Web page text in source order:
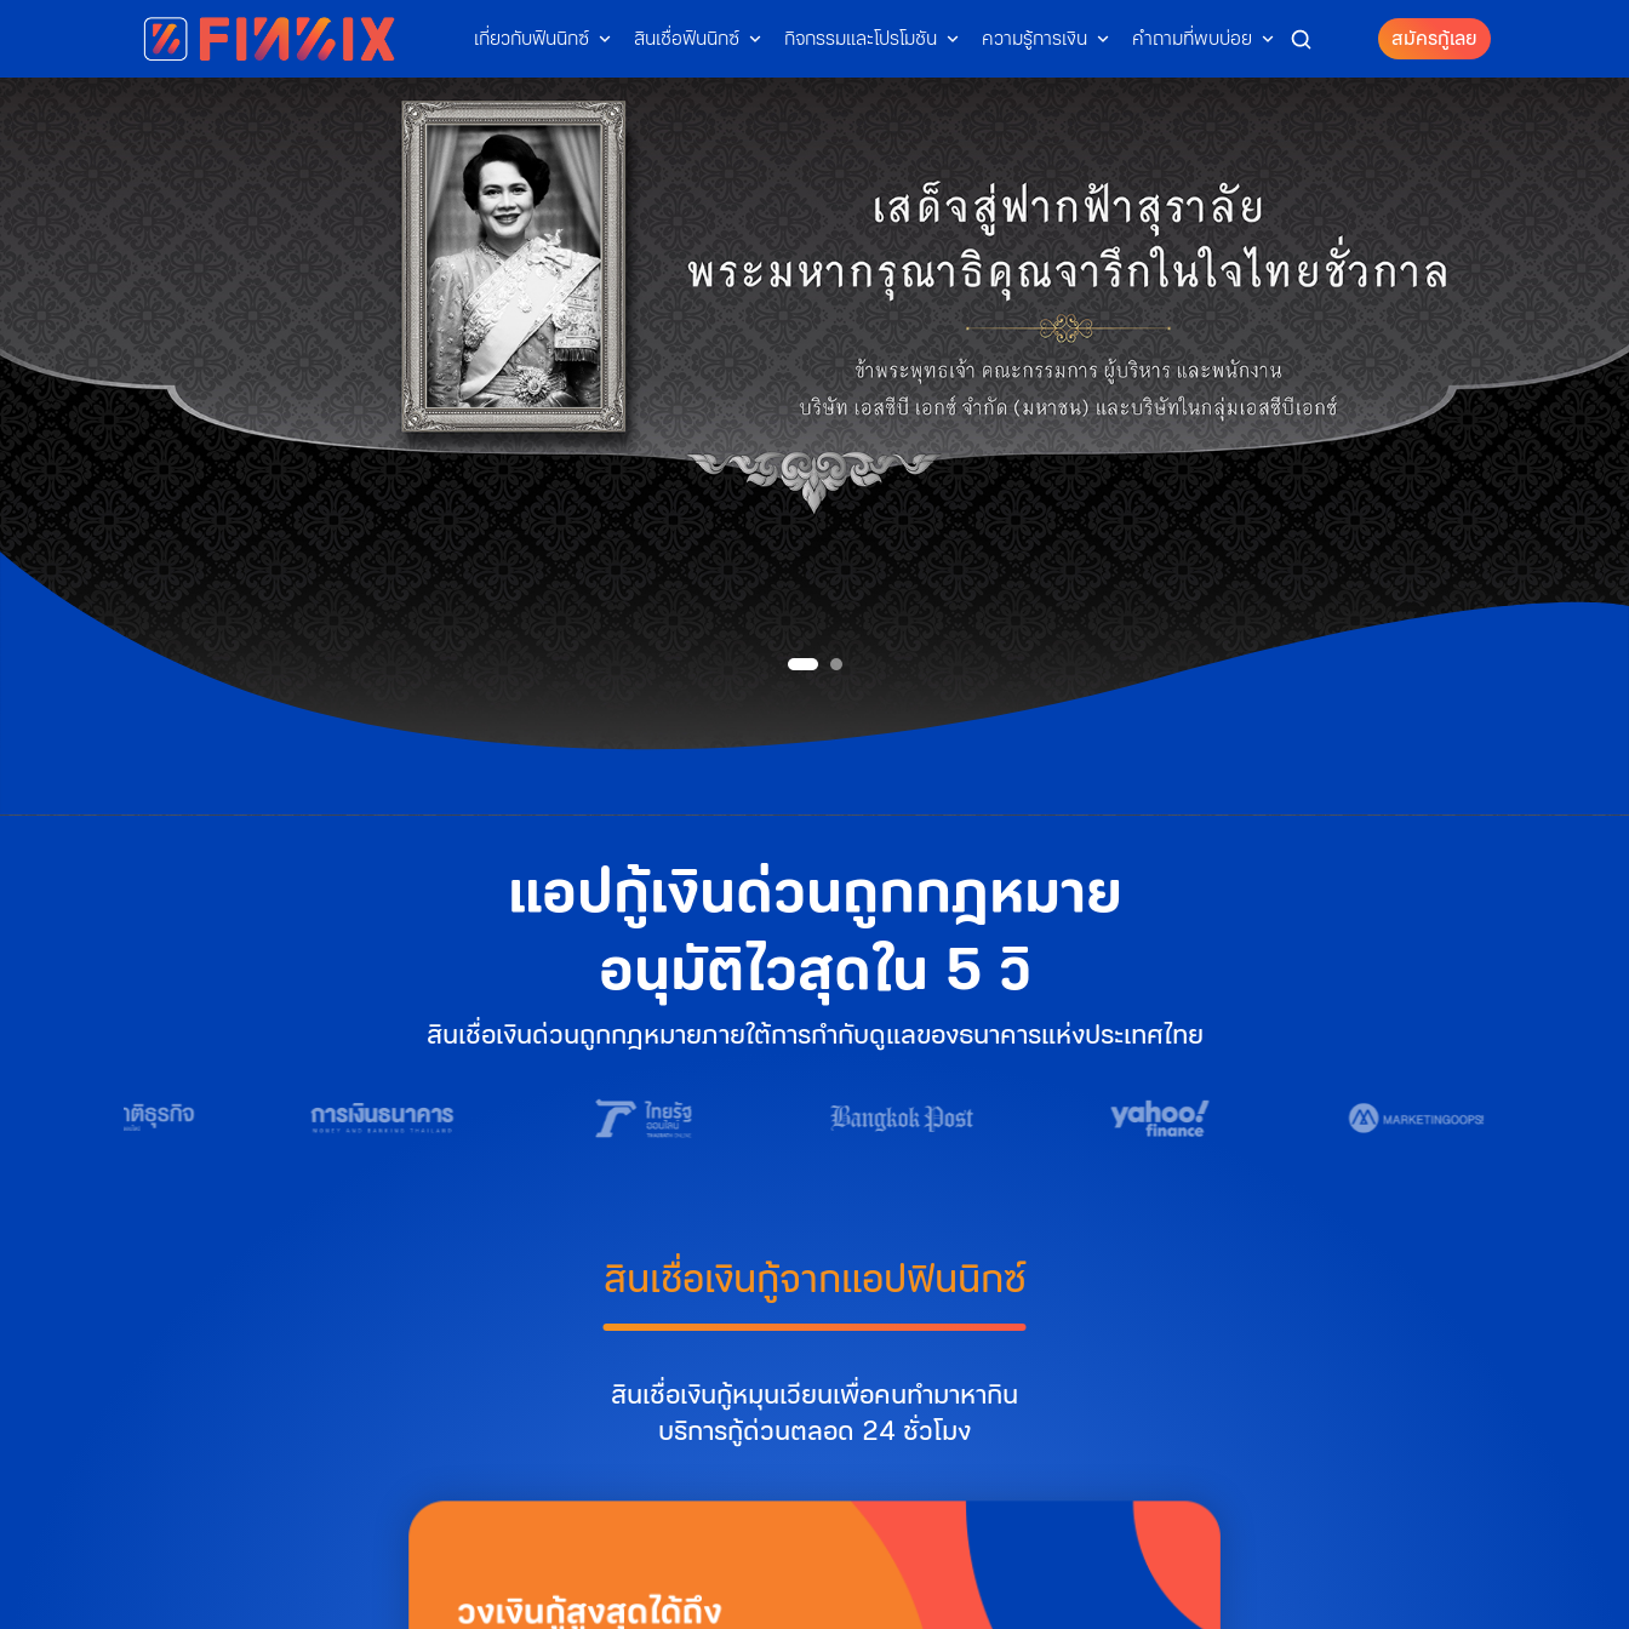
เกี่ยวกับฟินนิกซ์ สินเชื่อฟินนิกซ์ กิจกรรมและโปรโมชัน ความรู้การเงิน คำถามที่พบบ่อย สมัครกู้เลย
แอปกู้เงินด่วนถูกกฎหมาย
อนุมัติไวสุดใน 5 วิ
สินเชื่อเงินด่วนถูกกฎหมายภายใต้การกำกับดูแลของธนาคารแห่งประเทศไทย
สินเชื่อเงินกู้จากแอปฟินนิกซ์
สินเชื่อเงินกู้หมุนเวียนเพื่อคนทำมาหากิน
บริการกู้ด่วนตลอด 24 ชั่วโมง